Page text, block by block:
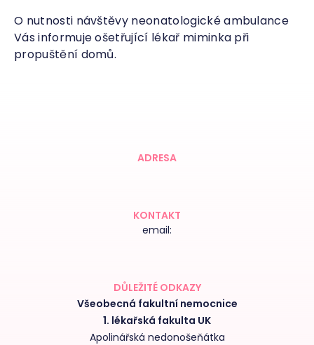
O nutnosti návštěvy neonatologické ambulance
Vás informuje ošetřující lékař miminka při
propuštění domů.
ADRESA
KONTAKT
email:
DŮLEŽITÉ ODKAZY
Všeobecná fakultní nemocnice
1. lékařská fakulta UK
Apolinářská nedonošeňátka